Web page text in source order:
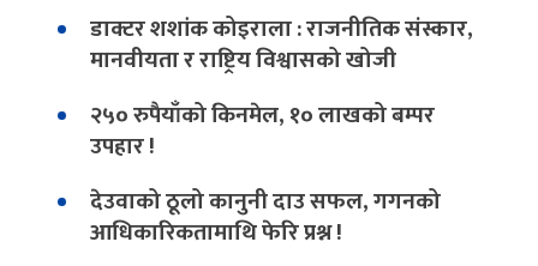
डाक्टर शशांक कोइराला : राजनीतिक संस्कार,
मानवीयता र राष्ट्रिय विश्वासको खोजी
२५० रुपैयाँको किनमेल, १० लाखको बम्पर
उपहार !
देउवाको ठूलो कानुनी दाउ सफल, गगनको
आधिकारिकतामाथि फेरि प्रश्न !